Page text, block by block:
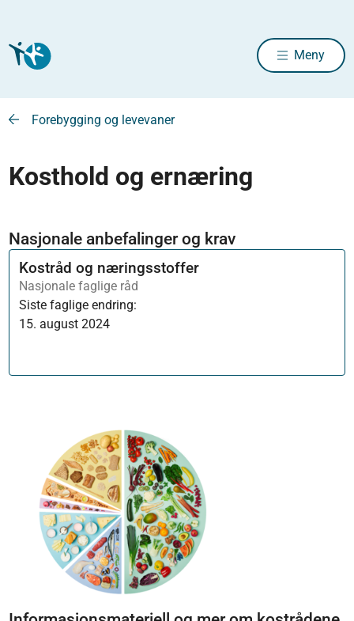
Meny
Forebygging og levevaner
Kosthold og ernæring
Nasjonale anbefalinger og krav
Kostråd og næringsstoffer
Nasjonale faglige råd
Siste faglige endring:
15. august 2024